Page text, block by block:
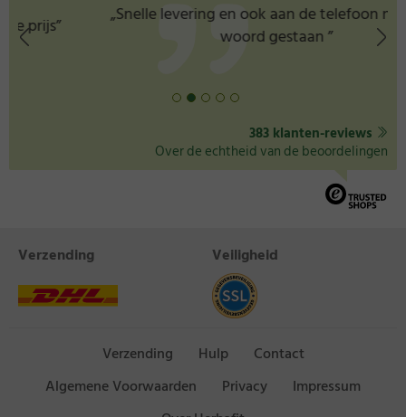
„Snelle levering en ook aan de telefoon netjes te
woord gestaan ”
383 klanten-reviews
Over de echtheid van de beoordelingen
Verzending Veiligheid
Verzending Hulp
Contact
Algemene Voorwaarden
Privacy
Impressum